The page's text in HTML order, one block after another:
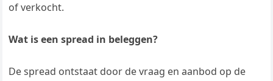
of verkocht.
Wat is een spread in beleggen?
De spread ontstaat door de vraag en aanbod op de